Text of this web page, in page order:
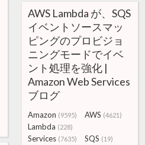
AWS Lambda が、SQS
イベントソースマッ
ピングのプロビジョ
ニングモードでイベ
ント処理を強化 |
Amazon Web Services
ブログ
Amazon (9595) AWS (4621)
Lambda (228)
Services (7635) SQS (19)